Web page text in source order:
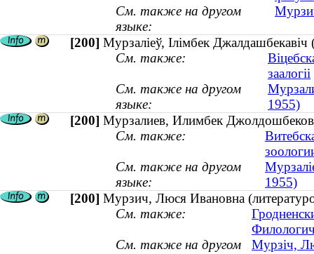
См. также на другом
языке:
[200] Мурзаліеў, Ілімбек
См. также:
заалогіі
См. также на другом
языке:
1955)
[200] Мурзалиев, Илимбек
См. также:
См. также на другом
языке:
1955)
[200] Мурзич, Люся Ивановна
См. также:
См. также на другом
Мурзіч,